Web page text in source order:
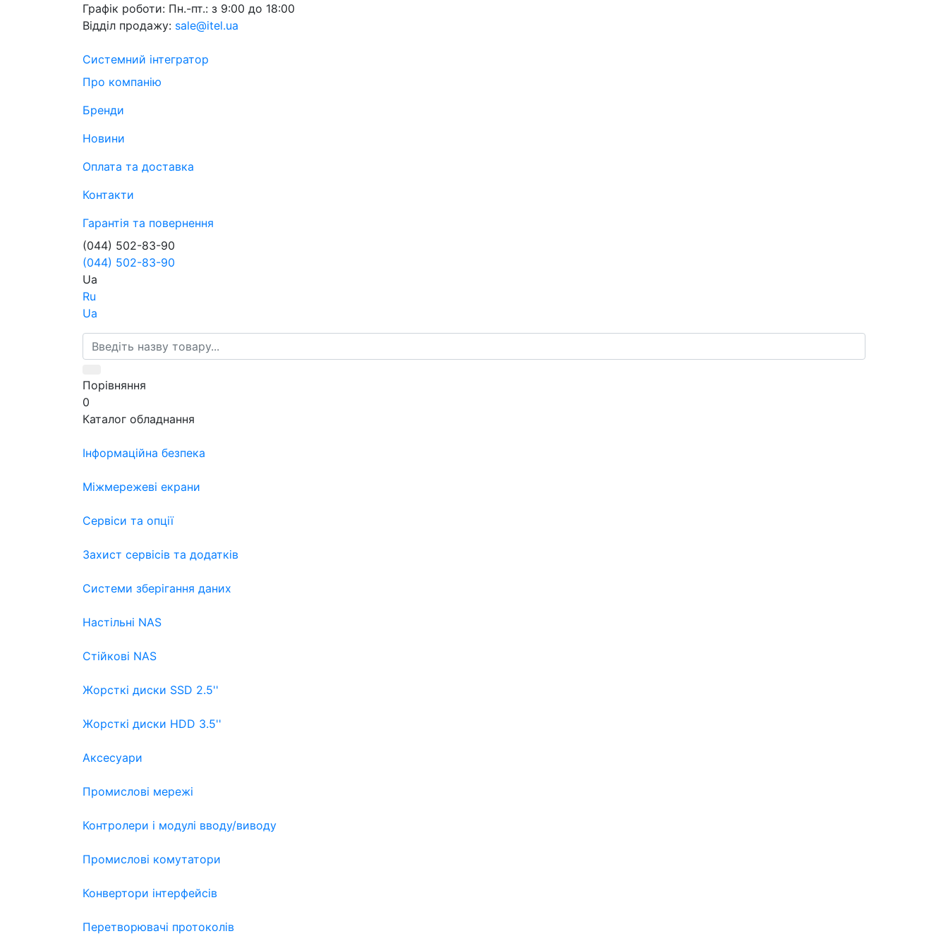
Графік роботи: Пн.-пт.: з 9:00 до 18:00
Відділ продажу: sale@itel.ua
Системний інтегратор
Про компанію
Бренди
Новини
Оплата та доставка
Контакти
Гарантія та повернення
(044) 502-83-90
(044) 502-83-90
Ua
Ru
Ua
Порівняння
0
Каталог обладнання
Інформаційна безпека
Міжмережеві екрани
Сервіси та опції
Захист сервісів та додатків
Системи зберігання даних
Настільні NAS
Стійкові NAS
Жорсткі диски SSD 2.5''
Жорсткі диски HDD 3.5''
Аксесуари
Промислові мережі
Контролери і модулі вводу/виводу
Промислові комутатори
Конвертори інтерфейсів
Перетворювачі протоколів